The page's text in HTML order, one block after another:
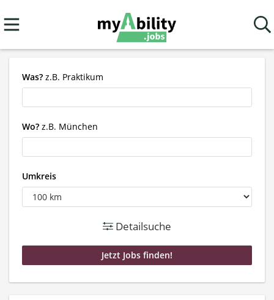
Was? z.B. Praktikum
Wo? z.B. München
Umkreis
Detailsuche